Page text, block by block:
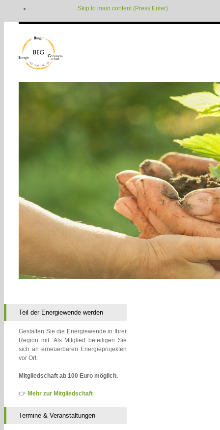
Skip to main content (Press Enter).
Teil der Energiewende werden
Gestalten Sie die Energiewende in Ihrer
Region mit. Als Mitglied beteiligen Sie
sich an erneuerbaren Energieprojekten
vor Ort.
Mitgliedschaft ab 100 Euro möglich.
👉 Mehr zur Mitgliedschaft
Termine & Veranstaltungen